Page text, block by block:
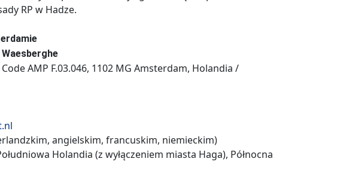
RP w Hadze.
AMP F.03.046, 1102 MG Amsterdam, Holandia /
angielskim, francuskim, niemieckim)
Holandia (z wyłączeniem miasta Haga), Północna